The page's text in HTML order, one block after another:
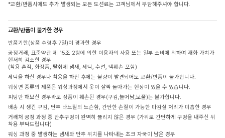
*교환/반품시에도 추가 발생되는 모든 도선료는 고객님께서 부담해주셔야 합니다.
교환/반품이 불가한 경우
반품기한(상품 수령후 7일)이 경과한 경우
공정거래, 표준약관 제 15조 2항에 의한 이용자의 사용 또는 일부 소비에 의하여 재화 가치가
현저히 감소한 경우
(착용 흔적, 화장품, 탈취제 냄새, 세탁, 수선, 택훼손 포함)
세탁을 하신 경우나 착용을 하신 후에는 불량이 발견되어도 교환/반품이 불가합니다.
워싱면 종류의 제품은 워싱과정에서 옷이 살짝 돌아가는 현상이 있을 수 있습니다.
피팅만 해보신 경우라도 상품이 훼손된 경우(구김,늘어남,보풀)는 불가합니다.
배송 시 생긴 구김, 단추 바느질의 느슨함, 간단한 손질이 가능한 마감실 처리가 미흡한 경우
거래처 공정 과정 중 단추구멍이 완벽히 뚫리지 않은 경우 (가위로 간단하게 구멍을 내주신 뒤
착용 부탁드립니다)
워싱 과정 중 발생하는 냄새와 단추 위치를 나타내는 초크 자국이 남은 경우